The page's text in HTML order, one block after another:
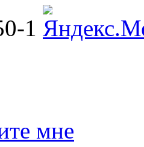
1
мне